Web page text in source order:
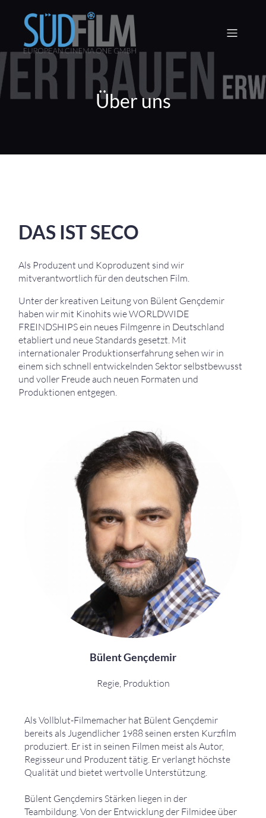
Über uns
DAS IST SECO
Als Produzent und Koproduzent sind wir
mitverantwortlich für den deutschen Film.
Unter der kreativen Leitung von Bülent Gençdemir
haben wir mit Kinohits wie WORLDWIDE
FREINDSHIPS ein neues Filmgenre in Deutschland
etabliert und neue Standards gesetzt. Mit
internationaler Produktionserfahrung sehen wir in
einem sich schnell entwickelnden Sektor selbstbewusst
und voller Freude auch neuen Formaten und
Produktionen entgegen.
Bülent Gençdemir
Regie, Produktion
Als Vollblut-Filmemacher hat Bülent Gençdemir
bereits als Jugendlicher 1988 seinen ersten Kurzfilm
produziert. Er ist in seinen Filmen meist als Autor,
Regisseur und Produzent tätig. Er verlangt höchste
Qualität und bietet wertvolle Unterstützung.
Bülent Gençdemirs Stärken liegen in der
Teambildung. Von der Entwicklung der Filmidee über